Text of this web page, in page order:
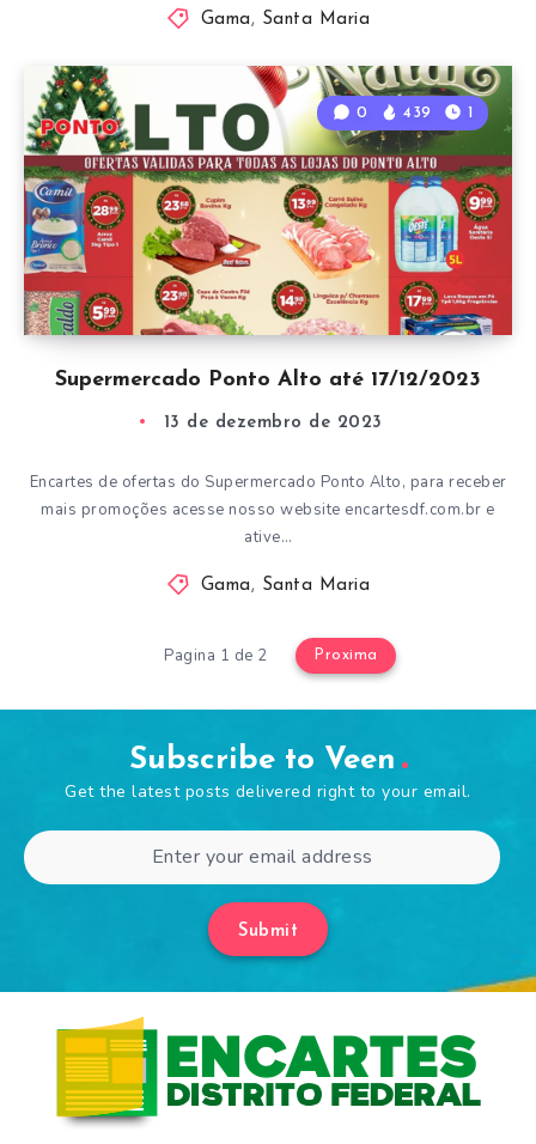
Gama , Santa Maria
Supermercado Ponto Alto até 17/12/2023
0 439 1
13 de dezembro de 2023
Encartes de ofertas do Supermercado Ponto Alto, para receber
mais promoções acesse nosso website encartesdf.com.br e
ative…
Gama , Santa Maria
Pagina 1 de 2 Proxima
Subscribe to Veen
Get the latest posts delivered right to your email.
Submit